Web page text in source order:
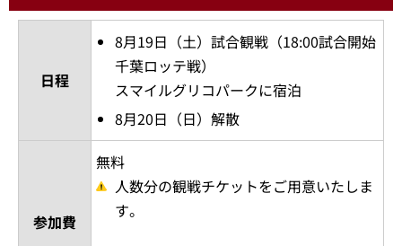
日程
8月19日（土）試合観戦（18:00試合開始
千葉ロッテ戦）
スマイルグリコパークに宿泊
8月20日（日）解散
参加費
無料
人数分の観戦チケットをご用意いたしま
す。